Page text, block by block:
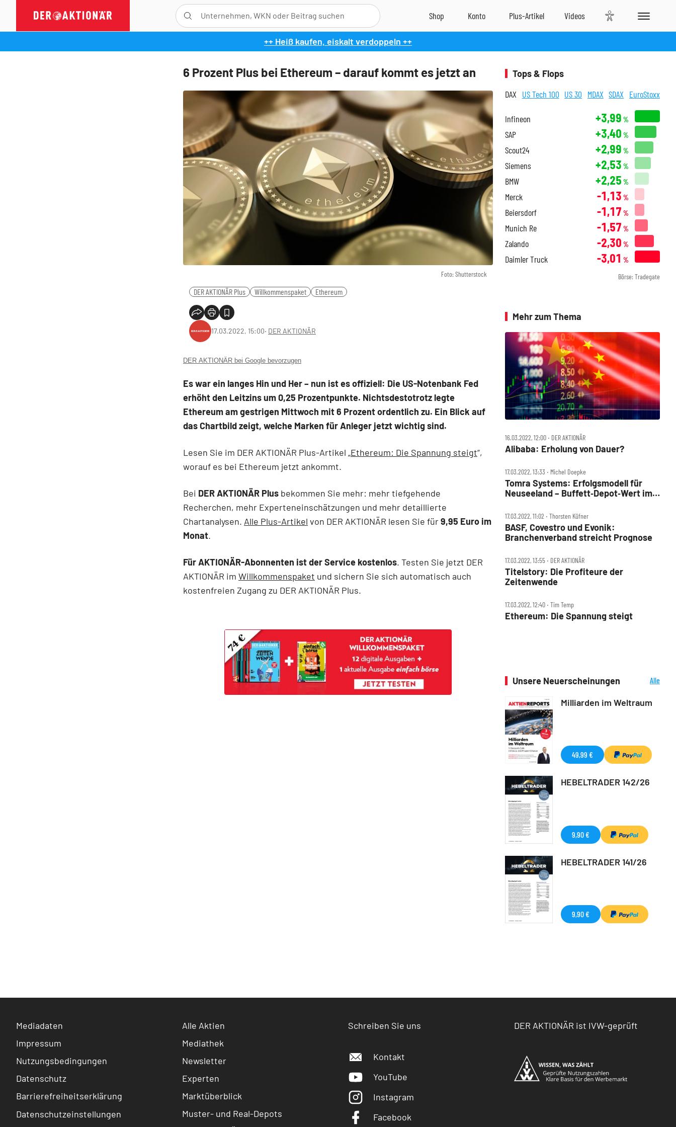
++ Heiß kaufen, eiskalt verdoppeln ++
6 Prozent Plus bei Ethereum – darauf kommt es jetzt an
Foto: Shutterstock
DER AKTIONÄR Plus Willkommenspaket Ethereum
17.03.2022, 15:00‧ DER AKTIONÄR
DER AKTIONÄR bei Google bevorzugen
Es war ein langes Hin und Her – nun ist es offiziell: Die US-Notenbank Fed
erhöht den Leitzins um 0,25 Prozentpunkte. Nichtsdestotrotz legte
Ethereum am gestrigen Mittwoch mit 6 Prozent ordentlich zu. Ein Blick auf
das Chartbild zeigt, welche Marken für Anleger jetzt wichtig sind.
Lesen Sie im DER AKTIONÄR Plus-Artikel „Ethereum: Die Spannung steigt“,
worauf es bei Ethereum jetzt ankommt.
Bei DER AKTIONÄR Plus bekommen Sie mehr: mehr tiefgehende
Recherchen, mehr Experteneinschätzungen und mehr detaillierte
Chartanalysen. Alle Plus-Artikel von DER AKTIONÄR lesen Sie für9,95 Euro im
Monat.
Für AKTIONÄR-Abonnenten ist der Service kostenlos. Testen Sie jetzt DER
AKTIONÄR im Willkommenspaket und sichern Sie sich automatisch auch
kostenfreien Zugang zu DER AKTIONÄR Plus.
Tops & Flops
DAX US Tech 100 US 30 MDAX SDAX EuroStoxx
Infineon +3,99 %
SAP +3,40 %
Scout24 +2,99 %
Siemens +2,53 %
BMW +2,25 %
Merck -1,13 %
Beiersdorf -1,17 %
Munich Re -1,57 %
Zalando -2,30 %
Daimler Truck -3,01 %
Börse: Tradegate
Mehr zum Thema
16.03.2022, 12:00 ‧ DER AKTIONÄR
Alibaba: Erholung von Dauer?
17.03.2022, 13:33 ‧ Michel Doepke
Tomra Systems: Erfolgsmodell für
Neuseeland – Buffett‑Depot‑Wert im
17.03.2022, 11:02 ‧ Thorsten Küfner
BASF, Covestro und Evonik:
Branchenverband streicht Prognose
17.03.2022, 13:55 ‧ DER AKTIONÄR
Titelstory: Die Profiteure der
Zeitenwende
17.03.2022, 12:40 ‧ Tim Temp
Ethereum: Die Spannung steigt
Unsere Neuerscheinungen
Alle
Milliarden im Weltraum
49,99 €
HEBELTRADER 142/26
9,90 €
HEBELTRADER 141/26
9,90 €
Mediadaten
Impressum
Nutzungsbedingungen
Datenschutz
Barrierefreiheitserklärung
Datenschutzeinstellungen
Alle Aktien
Mediathek
Newsletter
Experten
Marktüberblick
Muster- und Real-Depots
Schreiben Sie uns
Kontakt
YouTube
Instagram
Facebook
DER AKTIONÄR ist IVW-geprüft